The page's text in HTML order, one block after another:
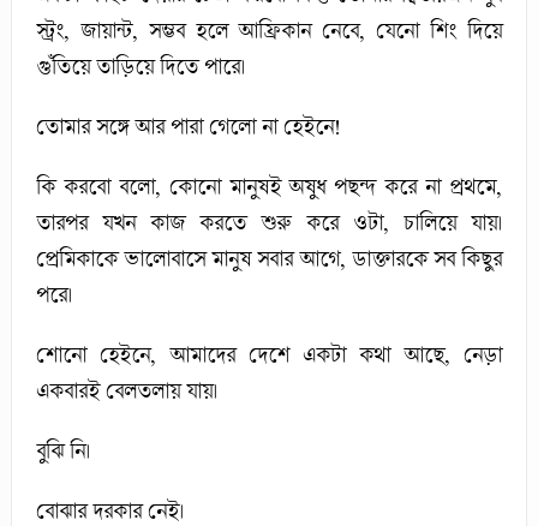
স্ট্রং, জায়ান্ট, সম্ভব হলে আফ্রিকান নেবে, যেনো শিং দিয়ে
গুঁতিয়ে তাড়িয়ে দিতে পারে।
তোমার সঙ্গে আর পারা গেলো না হেইনে!
কি করবো বলো, কোনো মানুষই অষুধ পছন্দ করে না প্রথমে,
তারপর যখন কাজ করতে শুরু করে ওটা, চালিয়ে যায়।
প্রেমিকাকে ভালোবাসে মানুষ সবার আগে, ডাক্তারকে সব কিছুর
পরে।
শোনো হেইনে, আমাদের দেশে একটা কথা আছে, নেড়া
একবারই বেলতলায় যায়।
বুঝি নি।
বোঝার দরকার নেই।